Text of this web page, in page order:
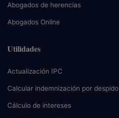
Abogados de herencias
Abogados Online
Utilidades
Actualización IPC
Calcular indemnización por despido
Cálculo de intereses